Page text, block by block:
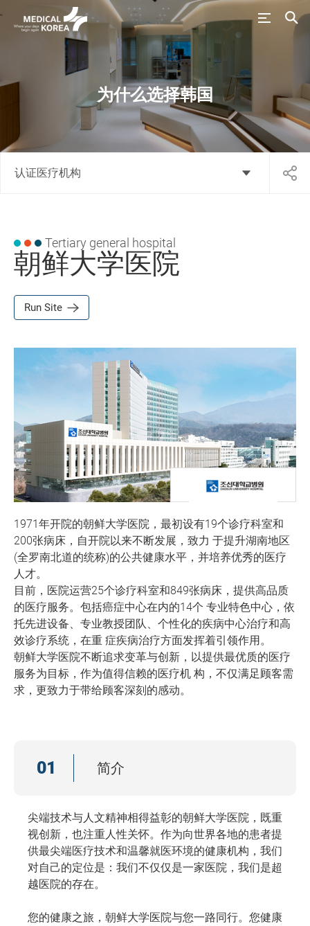
为什么选择韩国
认证医疗机构
Tertiary general hospital
朝鲜大学医院
Run Site
1971年开院的朝鲜大学医院，最初设有19个诊疗科室和
200张病床，自开院以来不断发展，致力 于提升湖南地区
(全罗南北道的统称)的公共健康水平，并培养优秀的医疗
人才。
目前，医院运营25个诊疗科室和849张病床，提供高品质
的医疗服务。包括癌症中心在内的14个 专业特色中心，依
托先进设备、专业教授团队、个性化的疾病中心治疗和高
效诊疗系统，在重 症疾病治疗方面发挥着引领作用。
朝鲜大学医院不断追求变革与创新，以提供最优质的医疗
服务为目标，作为值得信赖的医疗机 构，不仅满足顾客需
求，更致力于带给顾客深刻的感动。
01 简介
尖端技术与人文精神相得益彰的朝鲜大学医院，既重
视创新，也注重人性关怀。作为向世界各地的患者提
供最尖端医疗技术和温馨就医环境的健康机构，我们
对自己的定位是：我们不仅仅是一家医院，我们是超
越医院的存在。
您的健康之旅，朝鲜大学医院与您一路同行。您健康